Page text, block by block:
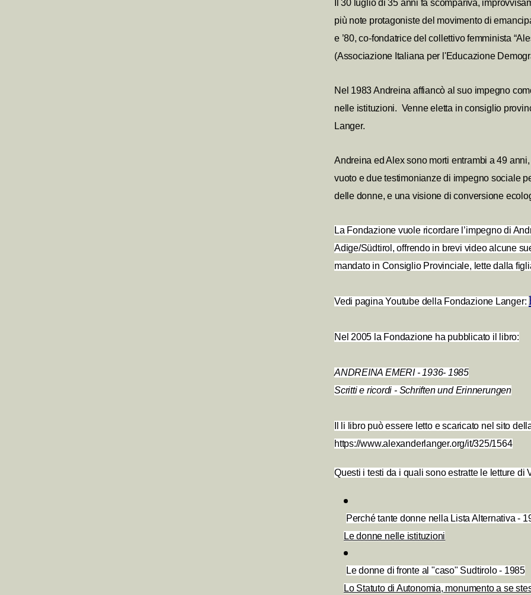
Il 30 luglio di 35 anni fa scompariva,
più note protagoniste del movimento di
e ’80, co-fondatrice del collettivo femminista
(Associazione Italiana per l'Educazione
Nel 1983 Andreina affiancò al suo impegno
nelle istituzioni. Venne eletta in consiglio
Langer.
Andreina ed Alex sono morti entrambi a 49
vuoto e due testimonianze di impegno sociale
delle donne, e una visione di conversione
La Fondazione vuole ricordare l’impegno di
Adige/Südtirol, offrendo in brevi video alcune
mandato in Consiglio Provinciale, lette dalla
Vedi pagina Youtube della Fondazione Langer:
Nel 2005 la Fondazione ha pubblicato il libro:
ANDREINA EMERI - 1936- 1985
Scritti e ricordi - Schriften und Erinnerungen
Il li libro può essere letto e scaricato nel sito
https://www.alexanderlanger.org/it/325/1564
Questi i testi da i quali sono estratte le letture di
Perché tante donne nella Lista Alternativa -
Le donne nelle istituzioni
Le donne di fronte al "caso" Sudtirolo - 1985
Lo Statuto di Autonomia, monumento a se